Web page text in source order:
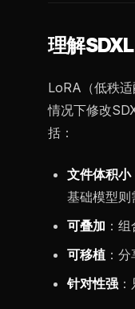
理解
LoRA（低秩
情况下修改
括：
文件体积小
基础模型则
可叠加 ：
可移植 ：
针对性强